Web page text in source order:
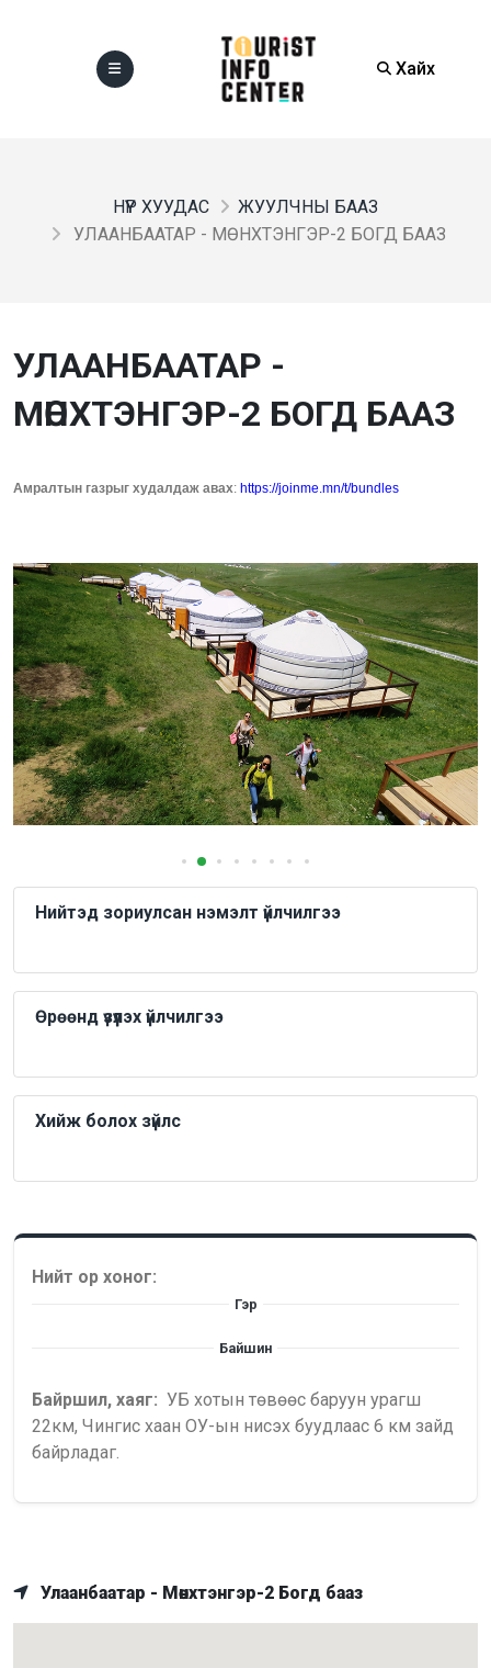
Хайх
НҮҮР ХУУДАС
ЖУУЛЧНЫ БААЗ
УЛААНБААТАР - МӨНХТЭНГЭР-2 БОГД БААЗ
УЛААНБААТАР -
МӨНХТЭНГЭР-2 БОГД БААЗ
Амралтын газрыг худалдаж авах: https://joinme.mn/t/bundles
Нийтэд зориулсан нэмэлт үйлчилгээ
Өрөөнд үзүүлэх үйлчилгээ
Хийж болох зүйлс
Нийт ор хоног:
Гэр
Байшин
Байршил, хаяг: УБ хотын төвөөс баруун урагш
22км, Чингис хаан ОУ-ын нисэх буудлаас 6 км зайд
байрладаг.
Улаанбаатар - Мөнхтэнгэр-2 Богд бааз